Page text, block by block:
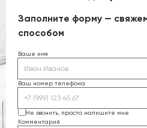
Заполните форму —
способом
Ваше имя
Ваш номер телефона
Не звонить, просто напишите мне
Комментарий